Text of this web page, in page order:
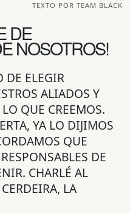
TEXTO POR TEAM BLACK
DE
NOSOTROS!
DE ELEGIR
ALIADOS Y
QUE CREEMOS.
YA LO DIJIMOS
QUE
DE
CHARLÉ AL
LA